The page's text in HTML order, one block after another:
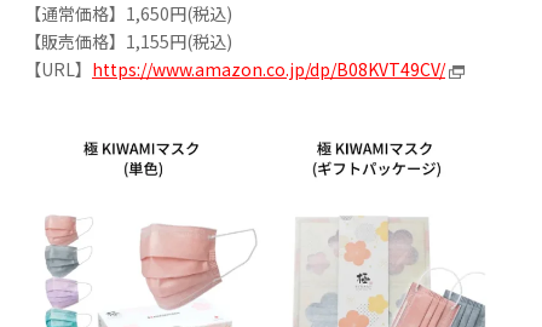
【通常価格】1,650円(税込)
【販売価格】1,155円(税込)
【URL】 https://www.amazon.co.jp/dp/B08KVT49CV/